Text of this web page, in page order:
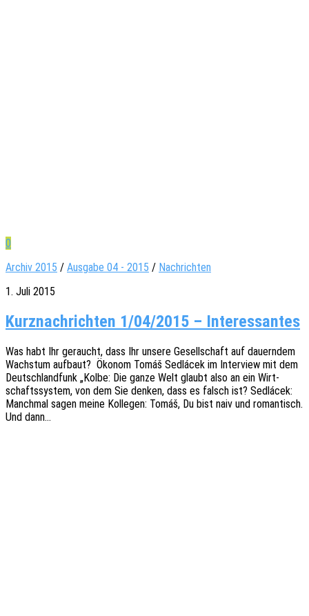
0
Archiv 2015 / Ausgabe 04 - 2015 / Nachrichten
1. Juli 2015
Kurznachrichten 1/04/2015 – Interessantes
Was habt Ihr geraucht, dass Ihr unsere Gesell­schaft auf dauern­dem
Wachs­tum aufbaut? Ökonom Tomáš Sedlá­cek im Inter­view mit dem
Deutsch­land­funk „Kolbe: Die ganze Welt glaubt also an ein Wirt­
schafts­sys­tem, von dem Sie denken, dass es falsch ist? Sedlá­cek:
Manch­mal sagen meine Kolle­gen: Tomáš, Du bist naiv und roman­tisch.
Und dann…